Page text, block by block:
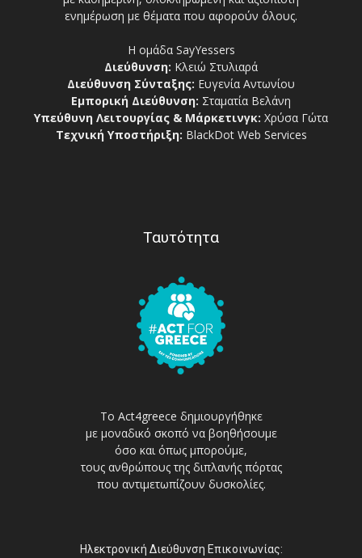
ενημέρωση με θέματα που αφορούν όλους.
Η ομάδα SayYessers
Διεύθυνση: Κλειώ Στυλιαρά
Διεύθυνση Σύνταξης: Ευγενία Αντωνίου
Εμπορική Διεύθυνση: Σταματία Βελάνη
Υπεύθυνη Λειτουργίας & Μάρκετινγκ: Χρύσα Γώτα
Τεχνική Υποστήριξη: BlackDot Web Services
Ταυτότητα
Το Act4greece δημιουργήθηκε
με μοναδικό σκοπό να βοηθήσουμε
όσο και όπως μπορούμε,
τους ανθρώπους της διπλανής πόρτας
που αντιμετωπίζουν δυσκολίες.
Ηλεκτρονική Διεύθυνση Επικοινωνίας: